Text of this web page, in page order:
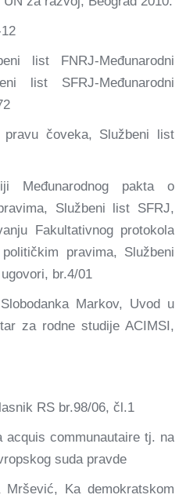
list FNRJ-Međunarodni
list SFRJ-Međunarodni
čoveka, Službeni list
Međunarodnog pakta o
Službeni list SFRJ,
Fakultativnog protokola
pravima, Službeni
br.4/01
Markov, Uvod u
za rodne studije ACIMSI,
RS br.98/06, čl.1
communautaire tj. na
suda pravde
Ka demokratskom